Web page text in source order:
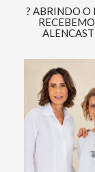
? ABRINDO O